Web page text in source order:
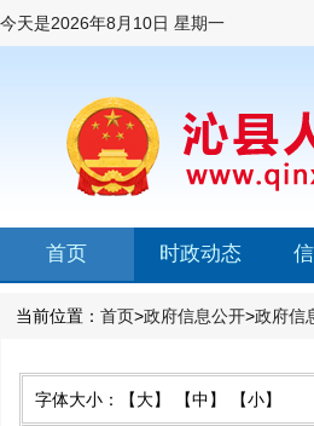
今天是2026年8月10日 星期一
首页 时政动态
当前位置： 首页>政府信息公开>政府信
字体大小： 【大】 【中】 【小】